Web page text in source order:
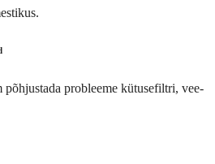
probleeme kütusefiltri, vee-